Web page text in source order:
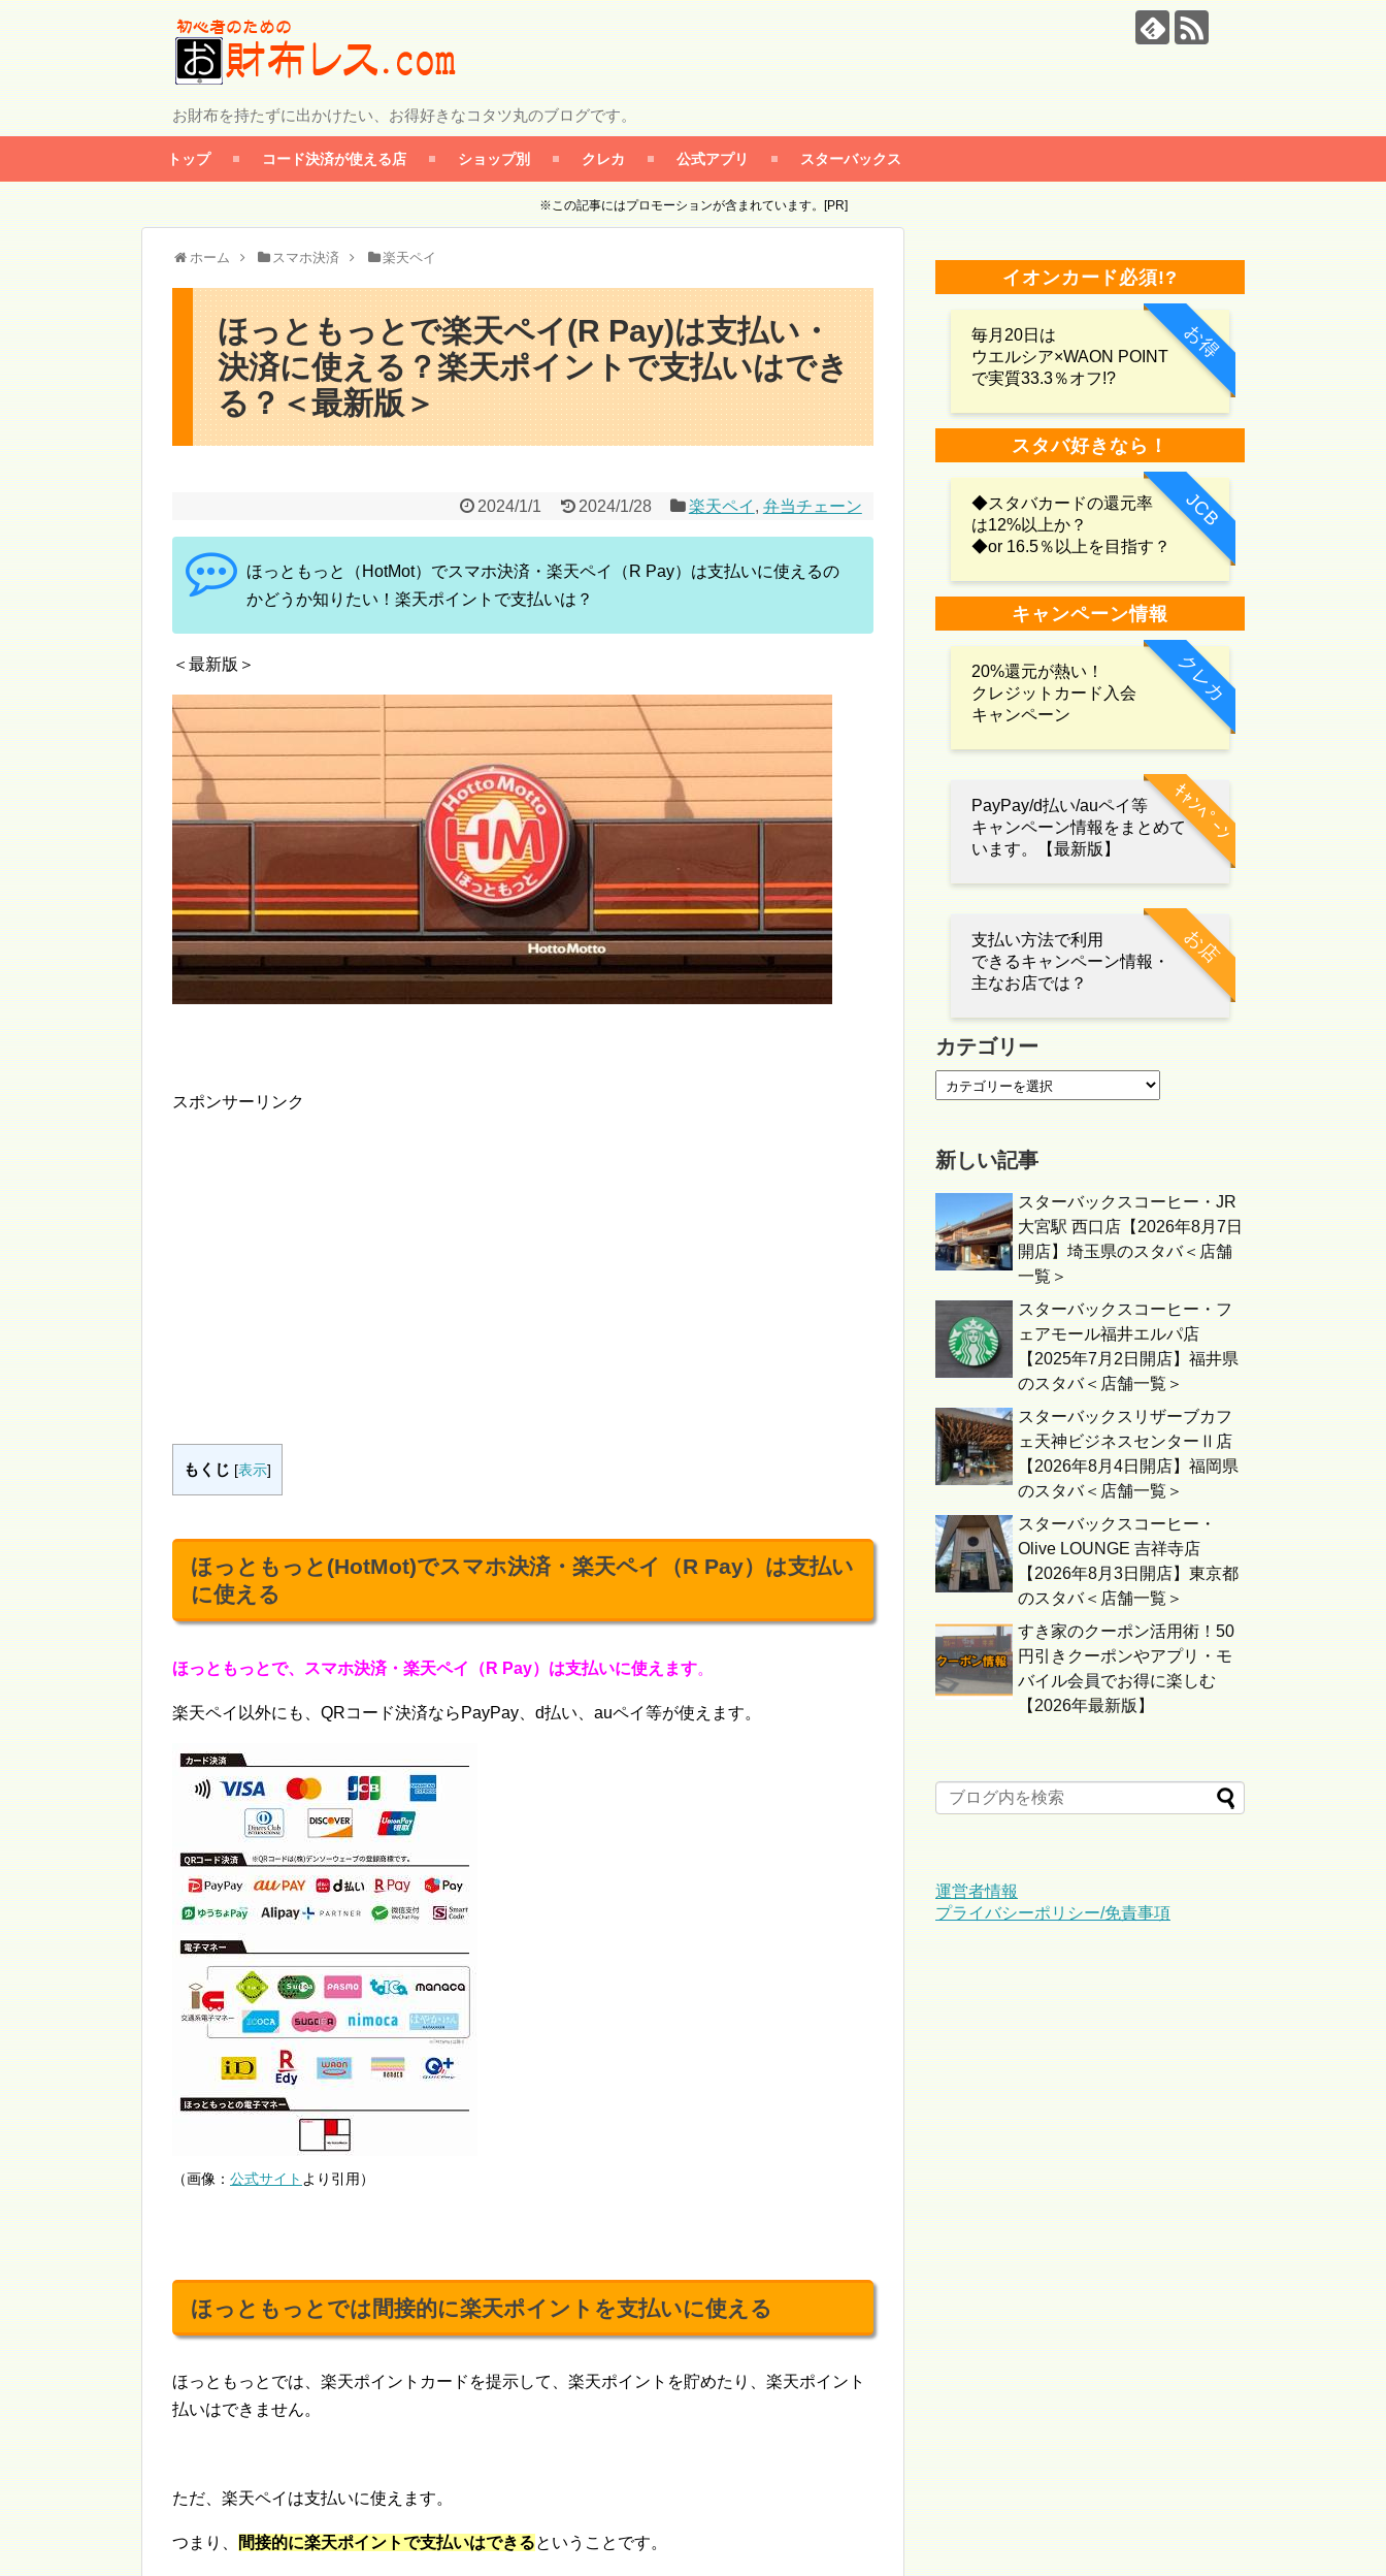
お財布を持たずに出かけたい、お得好きなコタツ丸のブログです。
トップ コード決済が使える店 ショップ別 クレカ 公式アプリ スターバックス
※この記事にはプロモーションが含まれています。[PR]
ホーム スマホ決済 楽天ペイ
ほっともっとで楽天ペイ(R Pay)は支払い・
決済に使える？楽天ポイントで支払いはでき
る？＜最新版＞
2024/1/1 2024/1/28 楽天ペイ , 弁当チェーン
ほっともっと（HotMot）でスマホ決済・楽天ペイ（R Pay）は支払いに使えるの
かどうか知りたい！楽天ポイントで支払いは？
＜最新版＞
スポンサーリンク
もくじ [表示]
ほっともっと(HotMot)でスマホ決済・楽天ペイ（R Pay）は支払い
に使える
ほっともっとで、スマホ決済・楽天ペイ（R Pay）は支払いに使えます。
楽天ペイ以外にも、QRコード決済ならPayPay、d払い、auペイ等が使えます。
（画像： 公式サイト より引用）
ほっともっとでは間接的に楽天ポイントを支払いに使える
ほっともっとでは、楽天ポイントカードを提示して、楽天ポイントを貯めたり、楽天ポイント
払いはできません。
ただ、楽天ペイは支払いに使えます。
つまり、 間接的に楽天ポイントで支払いはできるということです。
イオンカード必須!?
お得
毎月20日は
ウエルシア×WAON POINT
で実質33.3％オフ!?
スタバ好きなら！
JCB
◆スタバカードの還元率
は12%以上か？
◆or 16.5％以上を目指す？
キャンペーン情報
クレカ
20%還元が熱い！
クレジットカード入会
キャンペーン
ｷｬﾝﾍﾟｰﾝ
PayPay/d払い/auペイ等
キャンペーン情報をまとめて
います。【最新版】
お店
支払い方法で利用
できるキャンペーン情報・
主なお店では？
カテゴリー
新しい記事
スターバックスコーヒー・JR
大宮駅 西口店【2026年8月7日
開店】埼玉県のスタバ＜店舗
一覧＞
スターバックスコーヒー・フ
ェアモール福井エルパ店
【2025年7月2日開店】福井県
のスタバ＜店舗一覧＞
スターバックスリザーブカフ
ェ天神ビジネスセンターⅡ店
【2026年8月4日開店】福岡県
のスタバ＜店舗一覧＞
スターバックスコーヒー・
Olive LOUNGE 吉祥寺店
【2026年8月3日開店】東京都
のスタバ＜店舗一覧＞
すき家のクーポン活用術！50
円引きクーポンやアプリ・モ
バイル会員でお得に楽しむ
【2026年最新版】
運営者情報
プライバシーポリシー/免責事項